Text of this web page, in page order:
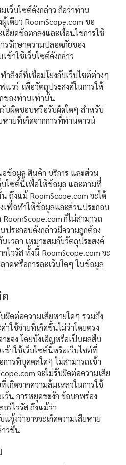
เว็บไซต์ดังกล่าว ถือว่าท่าน
เดียว RoomScope.com ขอ
ยดข้อตกลงและเงื่อนไขการใช้
รรักษาความปลอดภัยของ
ข้าใช้เว็บไซต์ดังกล่าว
ำลิงค์ที่เชื่อมโยงกับเว็บไซต์ต่างๆ
วร์ เพื่อวัตถุประสงค์ในการให้
ของท่านเท่านั้น
รับผิดชอบหรือรับผิดใดๆ สำหรับ
ายที่เกิดจากการที่ท่านดาวน์
อข้อมูล สินค้า บริการ และส่วน
ไซต์นี้เพื่อให้ข้อมูล และตามที่
ถึงแม้ RoomScope.com จะได้
เพื่อทำให้ข้อมูลและส่วนประกอบ
ก็ไม่สามารถ
ระกอบดังกล่าวมีความถูกต้อง
วลา เหมาะสมกับวัตถุประสงค์
ไวรัส ทั้งนี้ RoomScope.com จะ
ดหรือการละเว้นใดๆ ในข้อมูล
ผิดต่อความเสียหายใดๆ รวมถึง
าใช้จ่ายที่เกิดขึ้นไม่ว่าโดยตรง
าะจง โดยบังเอิญหรือเป็นผลสืบ
ข้าใช้เว็บไซต์นี้หรือเว็บไซต์ที่
การที่บุคคลใดๆ ไม่สามารถเข้า
จะไม่รับผิดต่อความเสีย
เกิดจากความล้มเหลวในการใช้
ว้น การหยุดชะงัก ข้อบกพร่อง
ร์ไวรัส ถึงแม้ว่า
แจ้งว่าอาจจะเกิดความเสียหาย
าวขึ้น